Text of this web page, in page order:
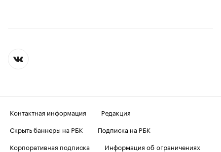
Контактная информация
Редакция
Скрыть баннеры на РБК
Подписка на РБК
Корпоративная подписка
Информация об ограничениях